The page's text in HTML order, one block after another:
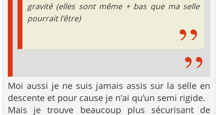
gravité (elles sont même + bas que ma selle
pourrait l'être)
Moi aussi je ne suis jamais assis sur la selle en
descente et pour cause je n'ai qu'un semi rigide.
Mais je trouve beaucoup plus sécurisant de